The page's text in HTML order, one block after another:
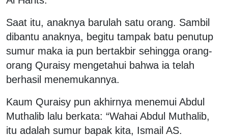
Saat itu, anaknya barulah satu orang. Sambil
dibantu anaknya, begitu tampak batu penutup
sumur maka ia pun bertakbir sehingga orang-
orang Quraisy mengetahui bahwa ia telah
berhasil menemukannya.
Kaum Quraisy pun akhirnya menemui Abdul
Muthalib lalu berkata: “Wahai Abdul Muthalib,
itu adalah sumur bapak kita, Ismail AS.